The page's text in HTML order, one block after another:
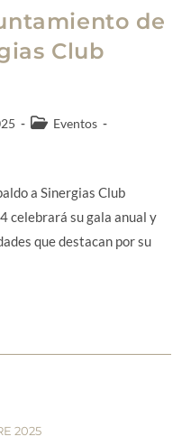
de
Club
Eventos
a Sinergias Club
celebrará su gala anual y
que destacan por su
2025